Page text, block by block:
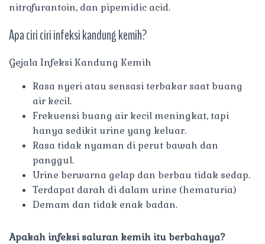
nitrofurantoin, dan pipemidic acid.
Apa ciri ciri infeksi kandung kemih?
Gejala Infeksi Kandung Kemih
Rasa nyeri atau sensasi terbakar saat buang
air kecil.
Frekuensi buang air kecil meningkat, tapi
hanya sedikit urine yang keluar.
Rasa tidak nyaman di perut bawah dan
panggul.
Urine berwarna gelap dan berbau tidak sedap.
Terdapat darah di dalam urine (hematuria)
Demam dan tidak enak badan.
Apakah infeksi saluran kemih itu berbahaya?